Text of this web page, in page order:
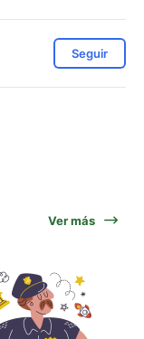
Seguir
Ver más